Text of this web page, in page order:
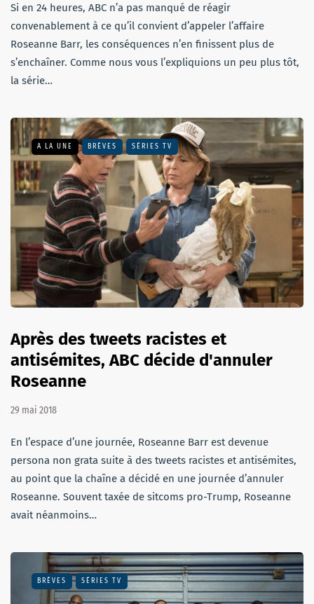
Si en 24 heures, ABC n’a pas manqué de réagir
convenablement à ce qu’il convient d’appeler l’affaire
Roseanne Barr, les conséquences n’en finissent plus de
s’enchaîner. Comme nous vous l’expliquions un peu plus tôt,
la série…
A LA UNE BRÈVES SÉRIES TV
Après des tweets racistes et
antisémites, ABC décide d'annuler
Roseanne
29 mai 2018
En l’espace d’une journée, Roseanne Barr est devenue
persona non grata suite à des tweets racistes et antisémites,
au point que la chaîne a décidé en une journée d’annuler
Roseanne. Souvent taxée de sitcoms pro-Trump, Roseanne
avait néanmoins…
BRÈVES SÉRIES TV